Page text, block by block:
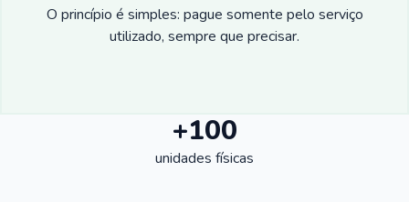
O princípio é simples: pague somente pelo serviço
utilizado, sempre que precisar.
+100
unidades físicas